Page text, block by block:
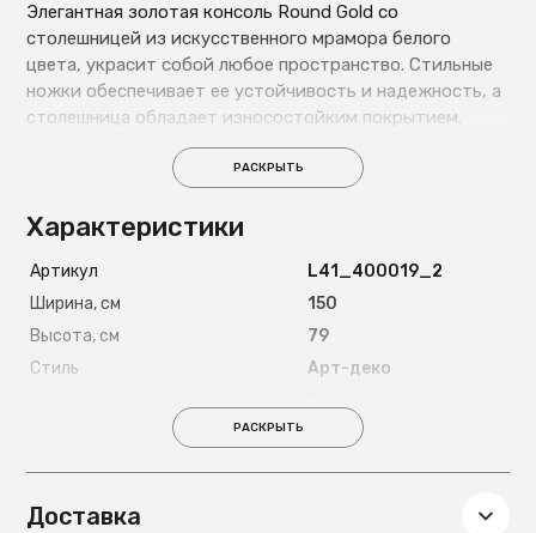
Элегантная золотая консоль Round Gold со
столешницей из искусственного мрамора белого
цвета, украсит собой любое пространство. Стильные
ножки обеспечивает ее устойчивость и надежность, а
столешница обладает износостойким покрытием.
Модель идеально дополнит спальню, коридор или
РАСКРЫТЬ
Характеристики
Артикул
L41_400019_2
Ширина, см
150
Высота, см
79
Стиль
Арт-деко
Золотой
РАСКРЫТЬ
Доставка